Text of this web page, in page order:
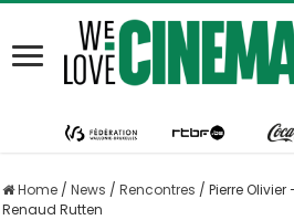
Home / News / Rencontres / Pierre
Renaud Rutten